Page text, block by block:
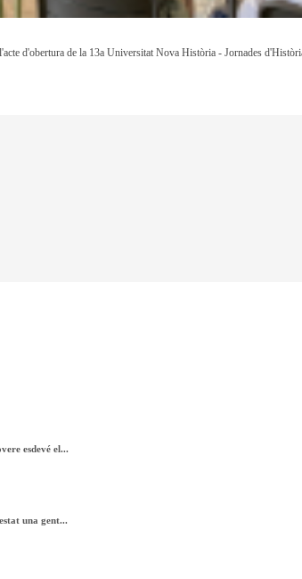
d'obertura de la 13a Universitat Nova Història - Jornades
esdevé el...
una gent...